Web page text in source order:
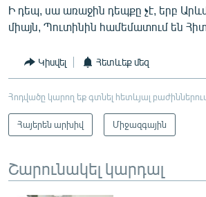
Ի դեպ, սա առաջին դեպքը չէ, երբ
միայն, Պուտինին համեմատում են
Կիսվել Հետևեք մեզ
Հոդվածը կարող եք գտնել հետևյալ
Հայերեն արխիվ Միջազգային
Շարունակել կարդալ